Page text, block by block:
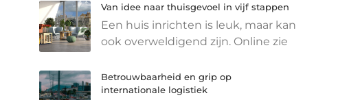
Van idee naar thuisgevoel in vijf stappen
Een huis inrichten is leuk, maar kan
ook overweldigend zijn. Online zie
Betrouwbaarheid en grip op
internationale logistiek